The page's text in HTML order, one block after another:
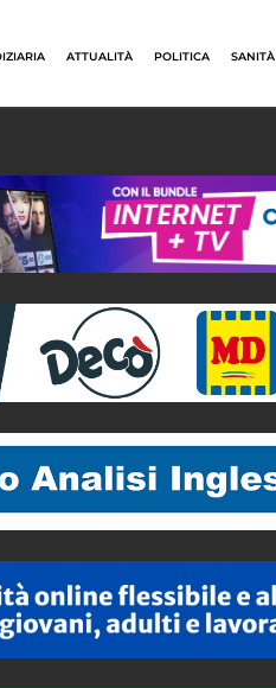
ATTUALITÀ POLITICA SANITÀ